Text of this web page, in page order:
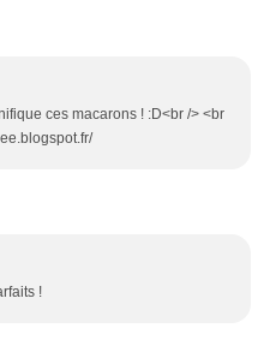
ces macarons ! :D<br /> <br
!